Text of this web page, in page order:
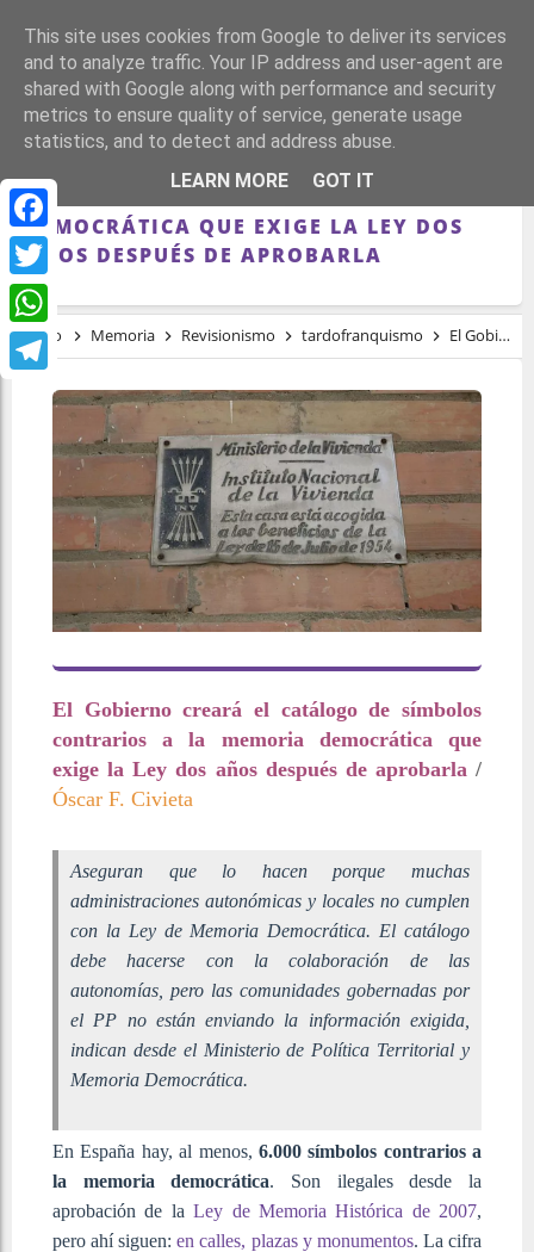
Facebook
Twitter
WhatsApp
Telegram
EL GOBIERNO CREARÁ EL CATÁLOGO DE
SÍMBOLOS CONTRARIOS A LA MEMORIA
DEMOCRÁTICA QUE EXIGE LA LEY DOS
AÑOS DESPUÉS DE APROBARLA
Inicio Memoria Revisionismo tardofranquismo El Gobierno creará el catálogo de símbolos contrarios a la memoria democrática que exige la Ley dos años después de aprobarla
El Gobierno creará el catálogo de símbolos
contrarios a la memoria democrática que
exige la Ley dos años después de aprobarla /
Óscar F. Civieta
Aseguran que lo hacen porque muchas
administraciones autonómicas y locales no cumplen
con la Ley de Memoria Democrática. El catálogo
debe hacerse con la colaboración de las
autonomías, pero las comunidades gobernadas por
el PP no están enviando la información exigida,
indican desde el Ministerio de Política Territorial y
Memoria Democrática.
En España hay, al menos, 6.000 símbolos contrarios a
la memoria democrática. Son ilegales desde la
aprobación de laLey de Memoria Histórica de 2007,
pero ahí siguen:en calles, plazas y monumentos. La cifra
This site uses cookies from Google to deliver its services
and to analyze traffic. Your IP address and user-agent are
shared with Google along with performance and security
metrics to ensure quality of service, generate usage
statistics, and to detect and address abuse.
LEARN MORE
GOT IT